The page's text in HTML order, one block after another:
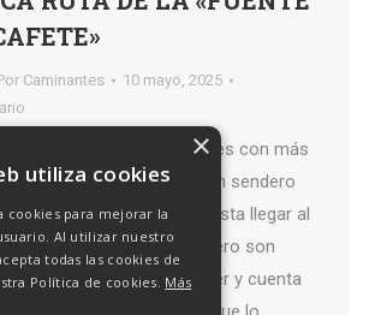
Caminantes
10 mayo, 2025
por uno de los lugares con más
de El Hierro. Se trata de un sendero
bosque de Laurisilva hasta llegar al
de Mencáfete. El sendero son
12 kilómetros a recorrer y cuenta
utiliza cookies
cookies para mejorar la
Al utilizar nuestro
todas las cookies de
Política de cookies. Más
×